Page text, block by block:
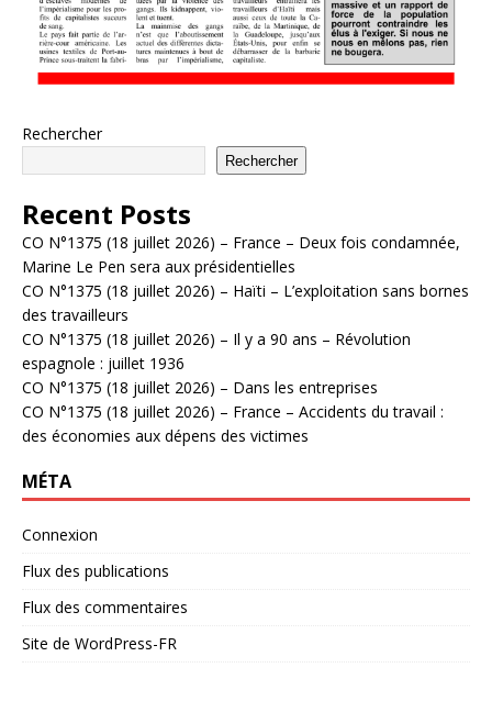
Rechercher
Rechercher
Recent Posts
CO N°1375 (18 juillet 2026) – France – Deux fois condamnée,
Marine Le Pen sera aux présidentielles
CO N°1375 (18 juillet 2026) – Haïti – L’exploitation sans bornes
des travailleurs
CO N°1375 (18 juillet 2026) – Il y a 90 ans – Révolution
espagnole : juillet 1936
CO N°1375 (18 juillet 2026) – Dans les entreprises
CO N°1375 (18 juillet 2026) – France – Accidents du travail :
des économies aux dépens des victimes
MÉTA
Connexion
Flux des publications
Flux des commentaires
Site de WordPress-FR